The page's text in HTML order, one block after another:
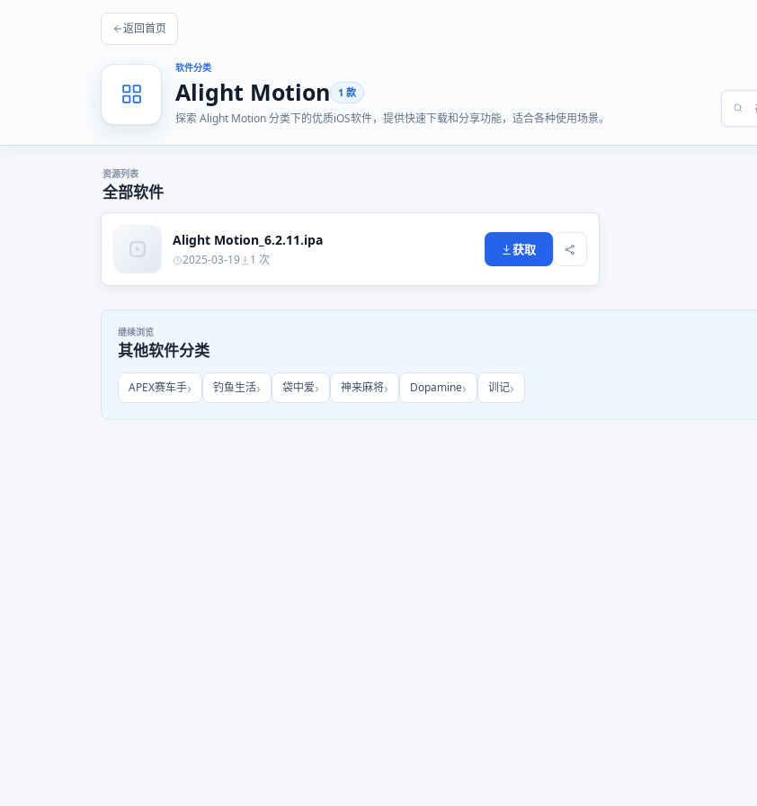
返回首页
软件分类
Alight Motion 1 款
探索 Alight Motion 分类下的优质iOS软件，提供快速下载和分享功能，适合各种使用场景。
资源列表
全部软件
Alight Motion_6.2.11.ipa
2025-03-19 1 次
获取
继续浏览
其他软件分类
APEX赛车手 钓鱼生活 袋中爱 神来麻将 Dopamine 训记